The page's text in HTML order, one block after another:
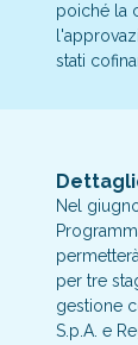
poiché la
stati
Nel
per tre
gestione
S.p.A. e